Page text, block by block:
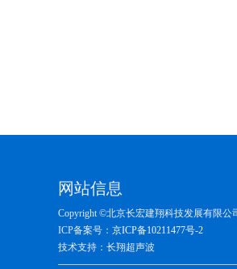
网站信息
Copyright ©北京长宏建翔科技发展有限公
ICP备案号： 京ICP备10211477号-2
技术支持：长翔超声波